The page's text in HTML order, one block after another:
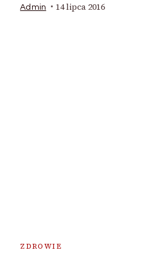
Admin 14 lipca 2016
ZDROWIE